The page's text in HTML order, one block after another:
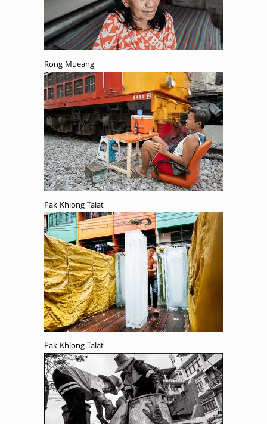
Rong Mueang
Pak Khlong Talat
Pak Khlong Talat